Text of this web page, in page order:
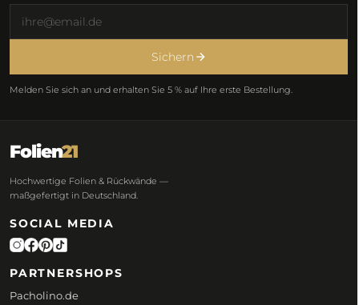
Sichern
Melden Sie sich an und erhalten Sie 5 % auf Ihre erste Bestellung.
Folien21
Hochwertige Folien & Rückwände —
maßgefertigt in Deutschland.
SOCIAL MEDIA
PARTNERSHOPS
Pacholino.de